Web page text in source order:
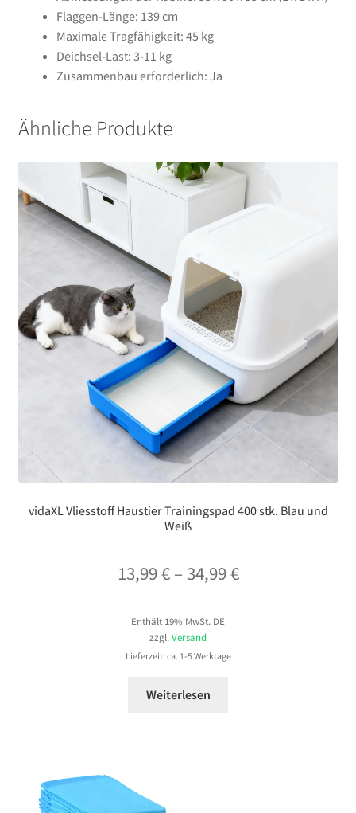
Flaggen-Länge: 139 cm
Maximale Tragfähigkeit: 45 kg
Deichsel-Last: 3-11 kg
Zusammenbau erforderlich: Ja
Ähnliche Produkte
vidaXL Vliesstoff Haustier Trainingspad 400 stk. Blau und
Weiß
13,99€ – 34,99€Preisspanne:
Enthält 19% MwSt. DE
zzgl. Versand
Lieferzeit: ca. 1-5 Werktage
Weiterlesen